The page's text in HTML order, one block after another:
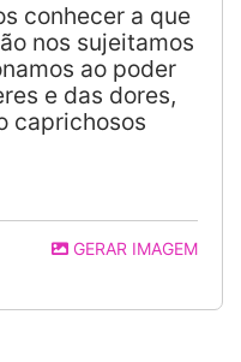
conhecer a que
nos sujeitamos
ao poder
e das dores,
caprichosos
GERAR IMAGEM